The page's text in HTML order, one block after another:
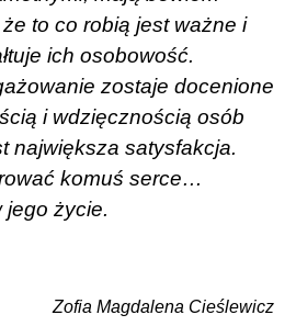
to co robią jest ważne i
ich osobowość.
zostaje docenione
i wdzięcznością osób
największa satysfakcja.
komuś serce…
jego życie.
Zofia Magdalena Cieślewicz